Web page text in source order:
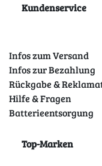
Kundenservice
Infos zum Versand
Infos zur Bezahlung
Rückgabe &
Hilfe & Fragen
Batterieentsorgung
Top-Marken